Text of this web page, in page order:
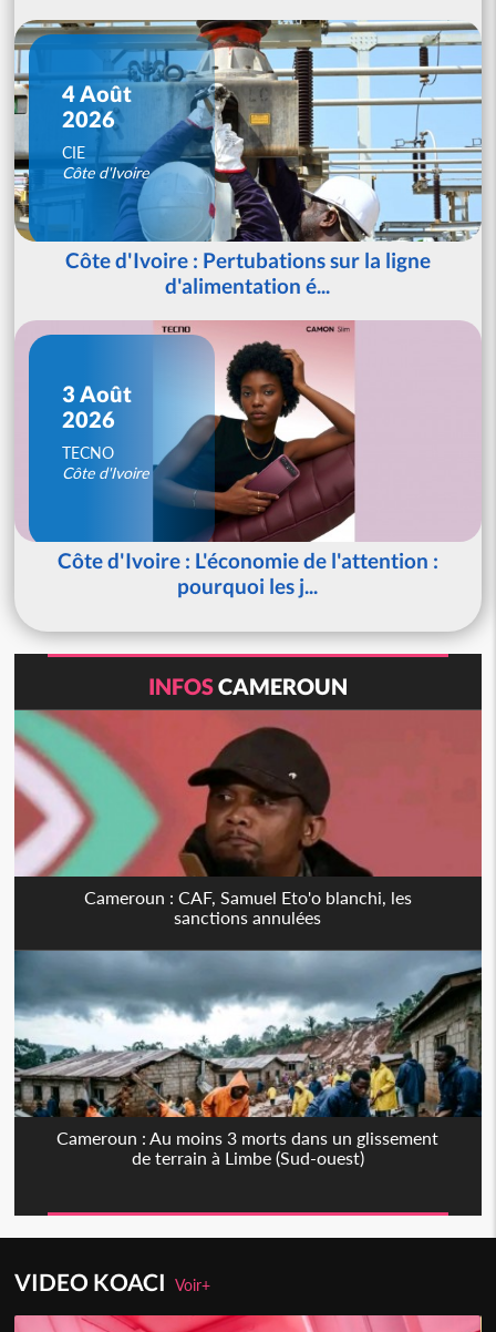
4 Août
2026
CIE
Côte d'Ivoire
Côte d'Ivoire : Pertubations sur la ligne
d'alimentation é...
3 Août
2026
TECNO
Côte d'Ivoire
Côte d'Ivoire : L'économie de l'attention :
pourquoi les j...
INFOSCAMEROUN
Cameroun : CAF, Samuel Eto'o blanchi, les
sanctions annulées
Cameroun : Au moins 3 morts dans un glissement
de terrain à Limbe (Sud-ouest)
VIDEO KOACIVoir+